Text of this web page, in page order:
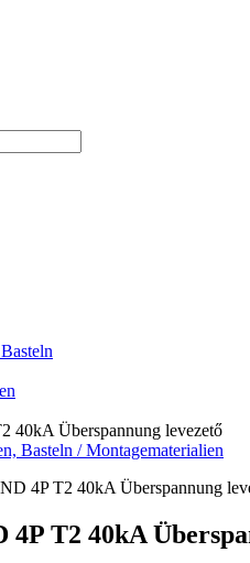
40kA Überspannung levezető
Basteln /Montagematerialien
T2 40kA